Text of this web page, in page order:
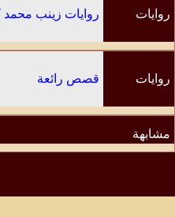
روايات روايات زينب محمد
روايات
مشابهة
قصص رائعة